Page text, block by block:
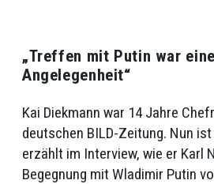
„Treffen mit Putin war
Angelegenheit“
Kai Diekmann war 14 Jahre
deutschen BILD-Zeitung. Nun
erzählt im Interview, wie er Karl
Begegnung mit Wladimir Putin